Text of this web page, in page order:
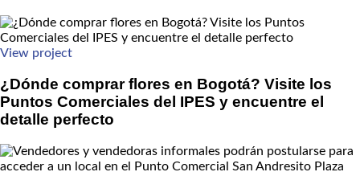
View project
¿Dónde comprar flores en Bogotá? Visite los
Puntos Comerciales del IPES y encuentre el
detalle perfecto